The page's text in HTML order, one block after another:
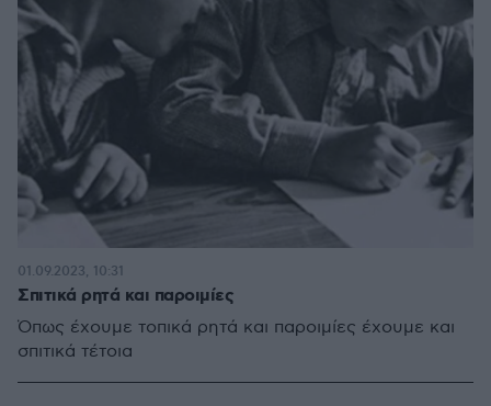
Σπιτικά ρητά και παροιμίες
Όπως έχουμε τοπικά ρητά και παροιμίες έχουμε και
σπιτικά τέτοια
01.09.2023, 10:31